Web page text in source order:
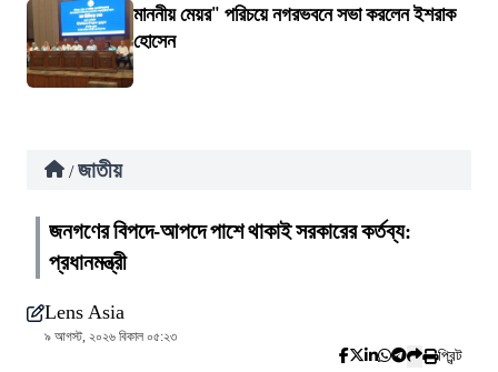
মাননীয় মেয়র" পরিচয়ে নগরভবনে সভা করলেন ইশরাক
হোসেন
/ জাতীয়
জনগণের বিপদে-আপদে পাশে থাকাই সরকারের কর্তব্য:
প্রধানমন্ত্রী
Lens Asia
৯ আগস্ট, ২০২৬ বিকাল ০৫:২৩
প্রিন্ট